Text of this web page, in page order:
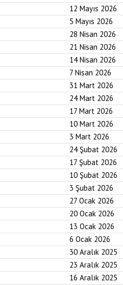
12 Mayıs 2026
5 Mayıs 2026
28 Nisan 2026
21 Nisan 2026
14 Nisan 2026
7 Nisan 2026
31 Mart 2026
24 Mart 2026
17 Mart 2026
10 Mart 2026
3 Mart 2026
24 Şubat 2026
17 Şubat 2026
10 Şubat 2026
3 Şubat 2026
27 Ocak 2026
20 Ocak 2026
13 Ocak 2026
6 Ocak 2026
30 Aralık 2025
23 Aralık 2025
16 Aralık 2025